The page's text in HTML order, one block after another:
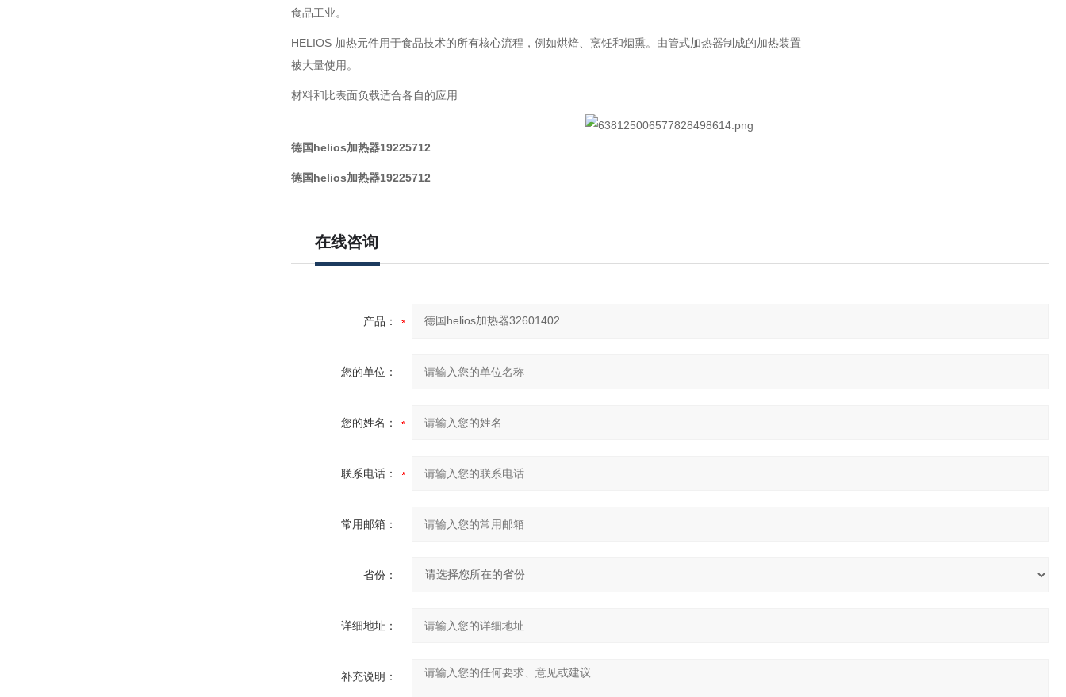
食品工业。
HELIOS 加热元件用于食品技术的所有核心流程，例如烘焙、烹饪和烟熏。由管式加热器制成的加热装置
被大量使用。
材料和比表面负载适合各自的应用
德国helios加热器19225712
德国helios加热器19225712
在线咨询
产品：
您的单位：
您的姓名：
联系电话：
常用邮箱：
省份：
详细地址：
补充说明：